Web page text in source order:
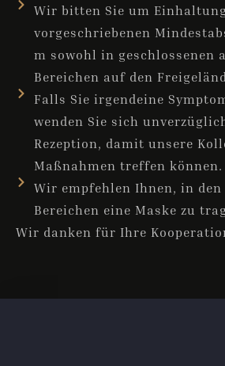
Wir bitten Sie um
vorgeschriebenen
m sowohl in geschlossenen
Bereichen auf den
Falls Sie irgendeine
wenden Sie sich
Rezeption, damit unsere
Maßnahmen treffen können.
Wir empfehlen Ihnen, in den
Bereichen eine Maske zu
Wir danken für Ihre